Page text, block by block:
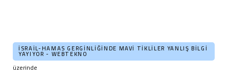
İSRAIL-HAMAS GERGINLIĞINDE MAVI TIKLILER YANLIŞ BILGI
YAYIYOR - WEBTEKNO
üzerinde